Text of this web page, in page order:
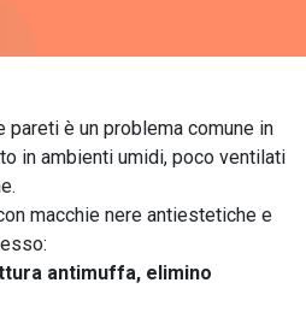
è un problema comune in
in ambienti umidi, poco ventilati
macchie nere antiestetiche e
antimuffa, elimino